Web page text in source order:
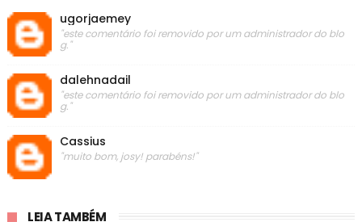
ugorjaemey
"este comentário foi removido por um administrador do blo
g."
dalehnadail
"este comentário foi removido por um administrador do blo
g."
Cassius
"muito bom, josy! parabéns!"
LEIA TAMBÉM